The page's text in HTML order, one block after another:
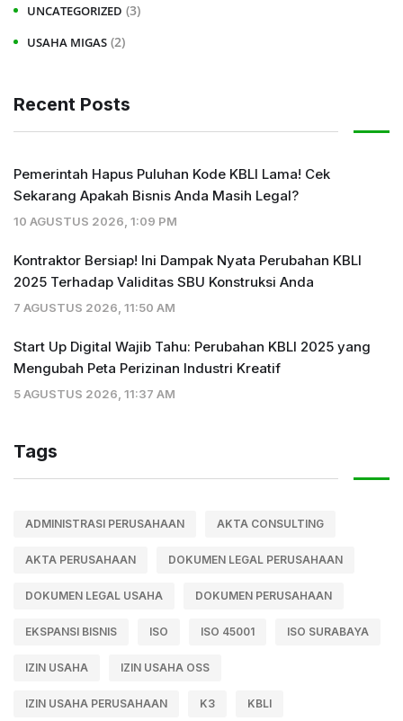
UNCATEGORIZED (3)
USAHA MIGAS (2)
Recent Posts
Pemerintah Hapus Puluhan Kode KBLI Lama! Cek
Sekarang Apakah Bisnis Anda Masih Legal?
10 AGUSTUS 2026, 1:09 PM
Kontraktor Bersiap! Ini Dampak Nyata Perubahan KBLI
2025 Terhadap Validitas SBU Konstruksi Anda
7 AGUSTUS 2026, 11:50 AM
Start Up Digital Wajib Tahu: Perubahan KBLI 2025 yang
Mengubah Peta Perizinan Industri Kreatif
5 AGUSTUS 2026, 11:37 AM
Tags
ADMINISTRASI PERUSAHAAN AKTA CONSULTING
AKTA PERUSAHAAN DOKUMEN LEGAL PERUSAHAAN
DOKUMEN LEGAL USAHA DOKUMEN PERUSAHAAN
EKSPANSI BISNIS ISO ISO 45001 ISO SURABAYA
IZIN USAHA IZIN USAHA OSS
IZIN USAHA PERUSAHAAN K3 KBLI